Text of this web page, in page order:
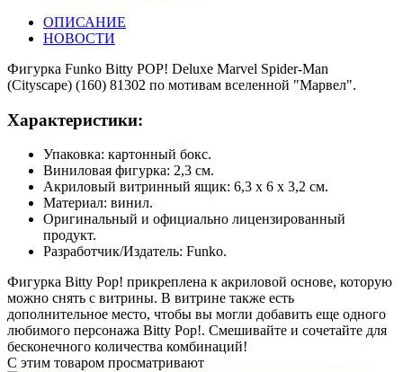
ОПИСАНИЕ
НОВОСТИ
Фигурка Funko Bitty POP! Deluxe Marvel Spider-Man
(Cityscape) (160) 81302 по мотивам вселенной "Марвел".
Характеристики:
Упаковка: картонный бокс.
Виниловая фигурка: 2,3 см.
Акриловый витринный ящик: 6,3 х 6 х 3,2 см.
Материал: винил.
Оригинальный и официально лицензированный
продукт.
Разработчик/Издатель: Funko.
Фигурка Bitty Pop! прикреплена к акриловой основе, которую
можно снять с витрины. В витрине также есть
дополнительное место, чтобы вы могли добавить еще одного
любимого персонажа Bitty Pop!. Смешивайте и сочетайте для
бесконечного количества комбинаций!
С этим товаром просматривают